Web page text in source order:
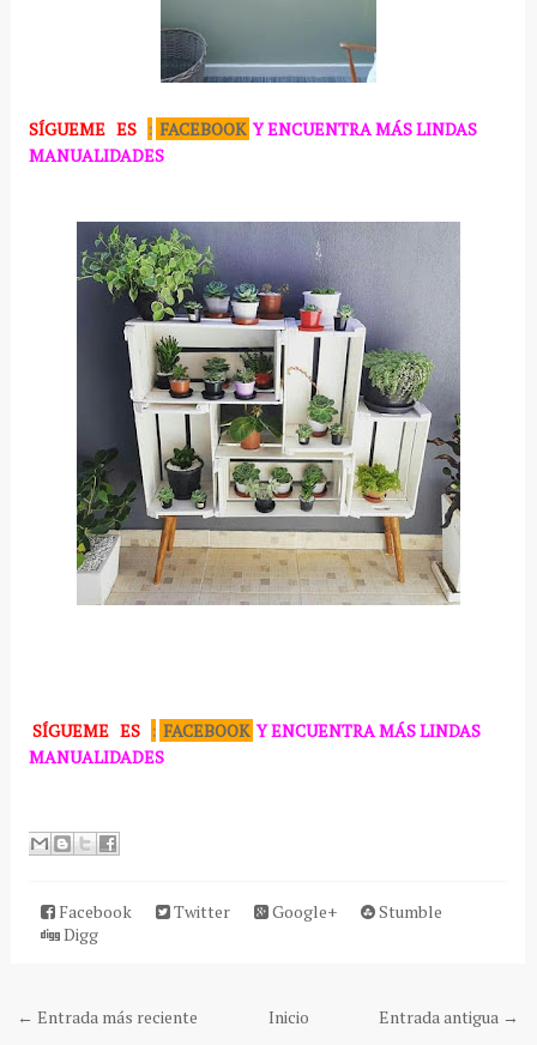
SÍGUEME ES : FACEBOOK Y ENCUENTRA MÁS LINDAS
MANUALIDADES
SÍGUEME ES : FACEBOOK Y ENCUENTRA MÁS LINDAS
MANUALIDADES
Facebook Twitter Google+
Stumble
Digg
← Entrada más reciente Entrada antigua →
Inicio